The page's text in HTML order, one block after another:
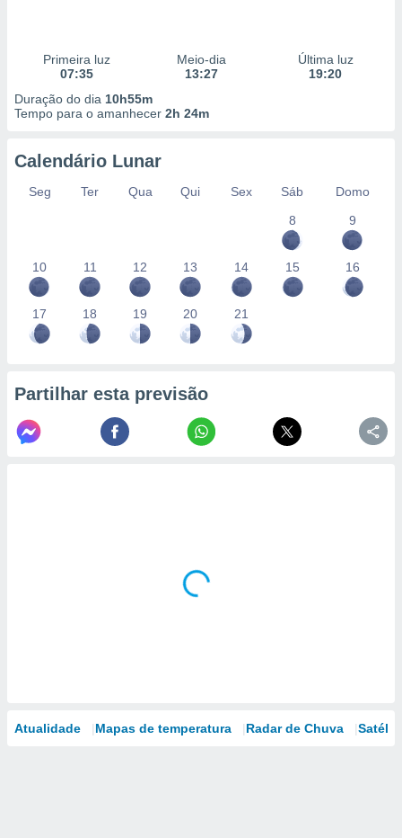
Primeira luz
07:35
Meio-dia
13:27
Última luz
19:20
Duração do dia 10h55m
Tempo para o amanhecer 2h 24m
Calendário Lunar
Seg Ter Qua Qui Sex Sáb
Domo
8
9
10 11 12 13 14 15 16
17 18 19 20 21
Partilhar esta previsão
Atualidade Mapas de temperatura Radar de Chuva